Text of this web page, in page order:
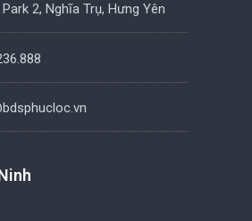
2, Nghĩa Trụ, Hưng Yên